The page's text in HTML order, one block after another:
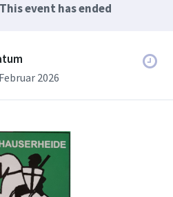
This event has ended
2026